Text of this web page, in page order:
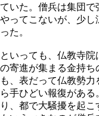
ていた。僧兵は集団で
やってこないが、少
った。
といっても、仏教寺
の寄進が集まる金持
も、表だって仏教勢
ら手ひどい報復があ
り、都で大騒擾を起